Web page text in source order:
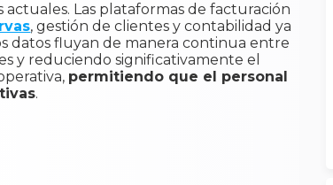
Las plataformas de facturación
, gestión de clientes y contabilidad ya
datos fluyan de manera continua entre
y reduciendo significativamente el
permitiendo que el personal
.